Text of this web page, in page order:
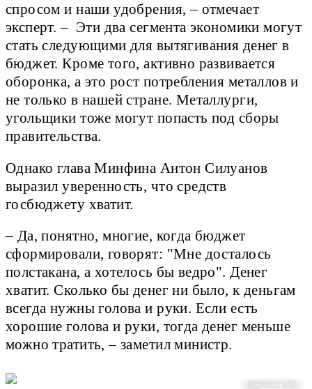
спросом и наши удобрения, – отмечает
эксперт. – Эти два сегмента экономики могут
стать следующими для вытягивания денег в
бюджет. Кроме того, активно развивается
оборонка, а это рост потребления металлов и
не только в нашей стране. Металлурги,
угольщики тоже могут попасть под сборы
правительства.
Однако глава Минфина Антон Силуанов
выразил уверенность, что средств
госбюджету хватит.
– Да, понятно, многие, когда бюджет
сформировали, говорят: "Мне досталось
полстакана, а хотелось бы ведро". Денег
хватит. Сколько бы денег ни было, к деньгам
всегда нужны голова и руки. Если есть
хорошие голова и руки, тогда денег меньше
можно тратить, – заметил министр.
Андрей Казаков /Metro